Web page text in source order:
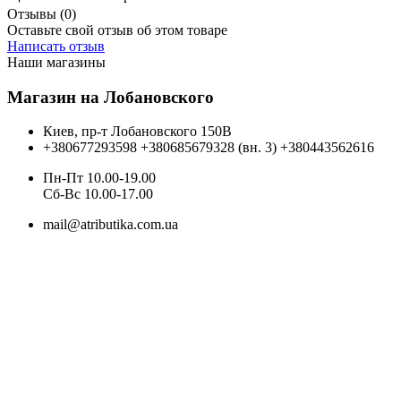
Отзывы (0)
Оставьте свой отзыв об этом товаре
Написать отзыв
Наши магазины
Магазин на Лобановского
Киев, пр-т Лобановского 150В
+380677293598 +380685679328 (вн. 3) +380443562616
Пн-Пт 10.00-19.00
Cб-Вс 10.00-17.00
mail@atributika.com.ua